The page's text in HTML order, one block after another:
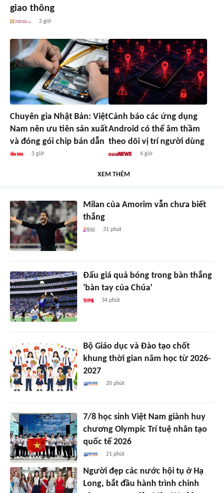
giao thông
3 giờ
Chuyên gia Nhật Bản: Việt
Nam nên ưu tiên sản xuất
và đóng gói chip bán dẫn
3 giờ
Cảnh báo các ứng dụng
Android có thể âm thầm
theo dõi vị trí người dùng
4 giờ
XEM THÊM
Milan của Amorim vẫn chưa biết
thắng
31 phút
Đấu giá quả bóng trong bàn thắng
'bàn tay của Chúa'
34 phút
Bộ Giáo dục và Đào tạo chốt
khung thời gian năm học từ 2026-
2027
20 phút
7/8 học sinh Việt Nam giành huy
chương Olympic Trí tuệ nhân tạo
quốc tế 2026
21 phút
Người đẹp các nước hội tụ ở Hạ
Long, bắt đầu hành trình chinh